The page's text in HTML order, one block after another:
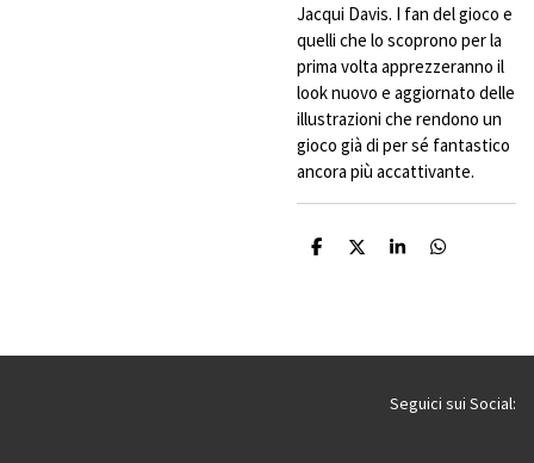
Jacqui Davis. I fan del gioco e
quelli che lo scoprono per la
prima volta apprezzeranno il
look nuovo e aggiornato delle
illustrazioni che rendono un
gioco già di per sé fantastico
ancora più accattivante.
C
i
C
i
C
i
i
C
i
i
Seguici sui Social: